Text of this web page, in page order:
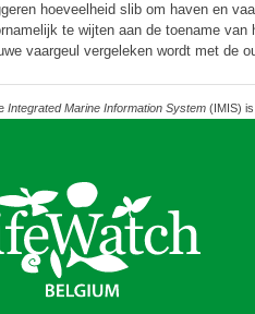
hoeveelheid slib om haven en
te wijten aan de toename
vaargeul vergeleken wordt met de
Integrated Marine Information System(IMIS) is